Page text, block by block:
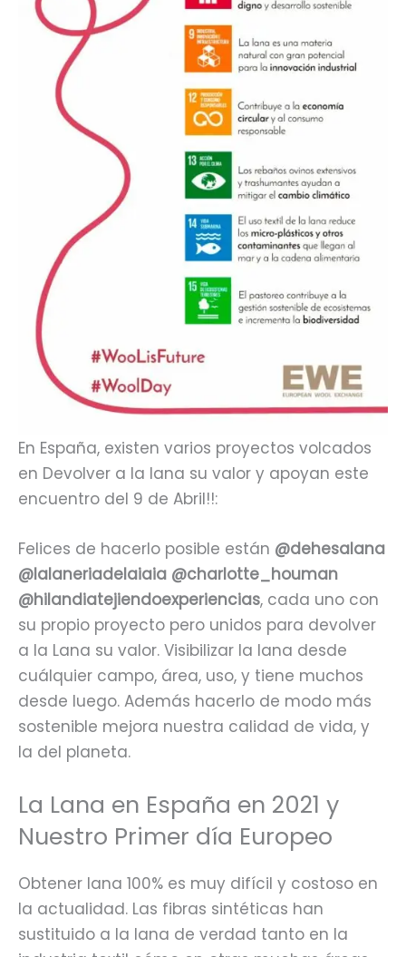
En España, existen varios proyectos volcados
en Devolver a la lana su valor y apoyan este
encuentro del 9 de Abril!!:
Felices de hacerlo posible están @dehesalana
@lalaneriadelaiaia @charlotte_houman
@hilandiatejiendoexperiencias, cada uno con
su propio proyecto pero unidos para devolver
a la Lana su valor. Visibilizar la lana desde
cuálquier campo, área, uso, y tiene muchos
desde luego. Además hacerlo de modo más
sostenible mejora nuestra calidad de vida, y
la del planeta.
La Lana en España en 2021 y
Nuestro Primer día Europeo
Obtener lana 100% es muy difícil y costoso en
la actualidad. Las fibras sintéticas han
sustituido a la lana de verdad tanto en la